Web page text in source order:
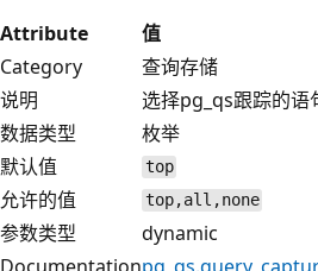
Attribute
值
Category
查询存储
说明
选择pg_qs跟踪的语
数据类型
枚举
默认值
top
允许的值 top,all,none
参数类型
dynamic
Documentation